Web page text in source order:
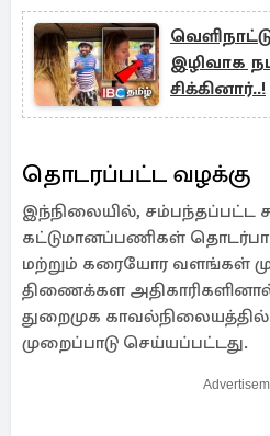
இழிவாக
சிக்கினார்..!
தொடரப்பட்ட வழக்கு
இந்நிலையில், சம்பந்தப்பட்ட
கட்டுமானப்பணிகள்
மற்றும் கரையோர வளங்கள்
திணைக்கள
துறைமுக காவல்நிலையத்தில்
முறைப்பாடு செய்யப்பட்டது.